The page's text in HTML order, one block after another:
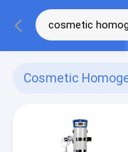
Cosmetic